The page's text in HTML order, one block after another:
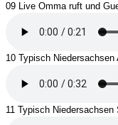
09 Live Omma ruft und
10 Typisch Niedersachsen
11 Typisch Niedersachsen